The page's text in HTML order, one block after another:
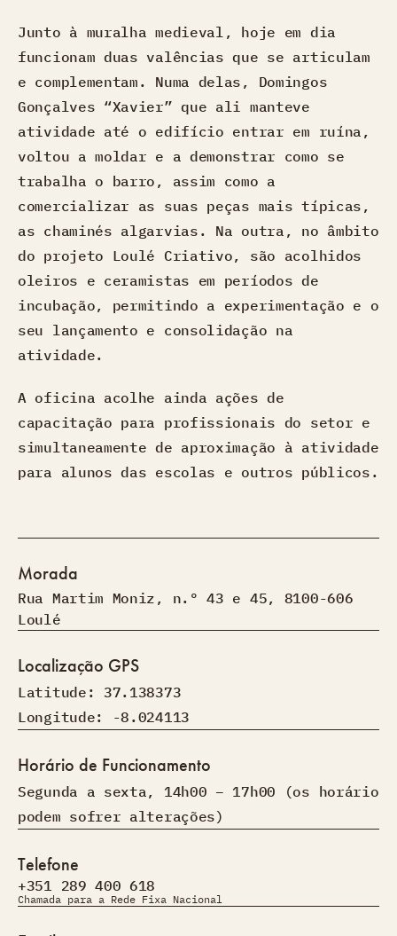
Junto à muralha medieval, hoje em dia
funcionam duas valências que se articulam
e complementam. Numa delas, Domingos
Gonçalves “Xavier” que ali manteve
atividade até o edifício entrar em ruína,
voltou a moldar e a demonstrar como se
trabalha o barro, assim como a
comercializar as suas peças mais típicas,
as chaminés algarvias. Na outra, no âmbito
do projeto Loulé Criativo, são acolhidos
oleiros e ceramistas em períodos de
incubação, permitindo a experimentação e o
seu lançamento e consolidação na
atividade.
A oficina acolhe ainda ações de
capacitação para profissionais do setor e
simultaneamente de aproximação à atividade
para alunos das escolas e outros públicos.
Morada
Rua Martim Moniz, n.º 43 e 45, 8100-606
Loulé
Localização GPS
Latitude: 37.138373
Longitude: -8.024113
Horário de Funcionamento
Segunda a sexta, 14h00 – 17h00 (os horário
podem sofrer alterações)
Telefone
+351 289 400 618
Chamada para a Rede Fixa Nacional